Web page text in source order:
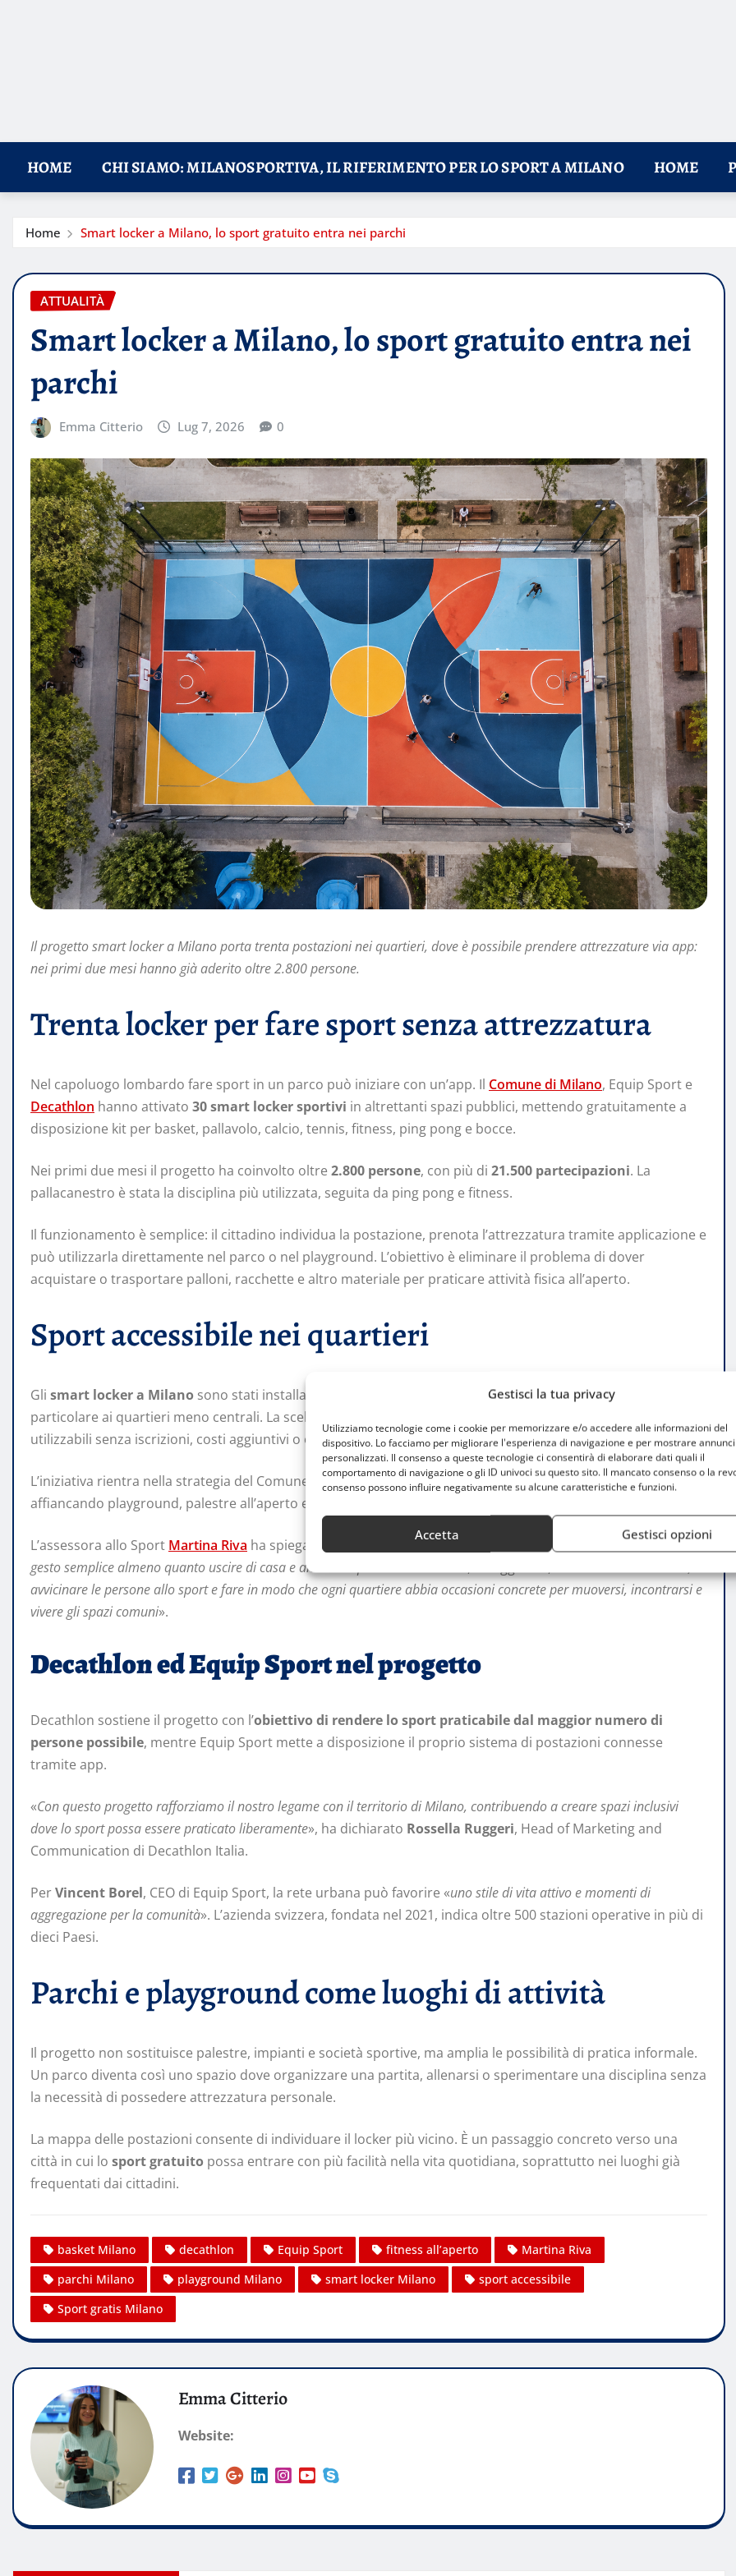
Gestisci la tua privacy
Utilizziamo tecnologie come i cookie per memorizzare e/o accedere alle informazioni del
dispositivo. Lo facciamo per migliorare l'esperienza di navigazione e per mostrare
personalizzati. Il consenso a queste tecnologie ci consentirà di elaborare dati quali il
comportamento di navigazione o gli ID univoci su questo sito. Il mancato consenso o la
consenso possono influire negativamente su alcune caratteristiche e funzioni.
Accetta Gestisci opzioni
HOME CHI SIAMO: MILANOSPORTIVA, IL RIFERIMENTO PER LO SPORT A MILANO HOME
Home Smart locker a Milano, lo sport gratuito entra nei parchi
ATTUALITÀ
Smart locker a Milano, lo sport gratuito entra nei
parchi
Emma Citterio Lug 7, 2026 0
Il progetto smart locker a Milano porta trenta postazioni nei quartieri, dove è possibile prendere attrezzature via app:
nei primi due mesi hanno già aderito oltre 2.800 persone.
Trenta locker per fare sport senza attrezzatura
Nel capoluogo lombardo fare sport in un parco può iniziare con un’app. Il Comune di Milano, Equip Sport e
Decathlon hanno attivato 30 smart locker sportivi in altrettanti spazi pubblici, mettendo gratuitamente a
disposizione kit per basket, pallavolo, calcio, tennis, fitness, ping pong e bocce.
Nei primi due mesi il progetto ha coinvolto oltre 2.800 persone, con più di 21.500 partecipazioni. La
pallacanestro è stata la disciplina più utilizzata, seguita da ping pong e fitness.
Il funzionamento è semplice: il cittadino individua la postazione, prenota l’attrezzatura tramite applicazione e
può utilizzarla direttamente nel parco o nel playground. L’obiettivo è eliminare il problema di dover
acquistare o trasportare palloni, racchette e altro materiale per praticare attività fisica all’aperto.
Sport accessibile nei quartieri
Gli smart locker a Milano sono stati installati in aree verdi, campetti e playground, con attenzione
particolare ai quartieri meno centrali. La scelta punta a rendere lo spazio pubblico una rete di luoghi sportivi
utilizzabili senza iscrizioni, costi aggiuntivi o organizzazioni preventive.
L’iniziativa rientra nella strategia del Comune per ampliare le opportunità di movimento quotidiano,
affiancando playground, palestre all’aperto e progetti come Generazione Sport e Fuori Campo.
L’assessora allo Sport Martina Riva ha spiegato il senso dell’operazione: «
Vogliamo che fare sport diventi un
gesto semplice almeno quanto uscire di casa e andare al parco
avvicinare le persone allo sport e fare in modo che ogni quartiere abbia occasioni concrete per muoversi, incontrarsi e
vivere gli spazi comuni».
Decathlon ed Equip Sport nel progetto
Decathlon sostiene il progetto con l’obiettivo di rendere lo sport praticabile dal maggior numero di
persone possibile, mentre Equip Sport mette a disposizione il proprio sistema di postazioni connesse
tramite app.
«Con questo progetto rafforziamo il nostro legame con il territorio di Milano, contribuendo a creare spazi inclusivi
dove lo sport possa essere praticato liberamente», ha dichiarato Rossella Ruggeri, Head of Marketing and
Communication di Decathlon Italia.
PerVincent Borel, CEO di Equip Sport, la rete urbana può favorire «uno stile di vita attivo e momenti di
aggregazione per la comunità». L’azienda svizzera, fondata nel 2021, indica oltre 500 stazioni operative in più di
dieci Paesi.
Parchi e playground come luoghi di attività
Il progetto non sostituisce palestre, impianti e società sportive, ma amplia le possibilità di pratica informale.
Un parco diventa così uno spazio dove organizzare una partita, allenarsi o sperimentare una disciplina senza
la necessità di possedere attrezzatura personale.
La mappa delle postazioni consente di individuare il locker più vicino. È un passaggio concreto verso una
città in cui lo sport gratuito possa entrare con più facilità nella vita quotidiana, soprattutto nei luoghi già
frequentati dai cittadini.
basket Milano decathlon Equip Sport fitness all’aperto
Martina Riva
parchi Milano
playground Milano smart locker Milano
sport accessibile
Sport gratis Milano
Emma Citterio
Website: